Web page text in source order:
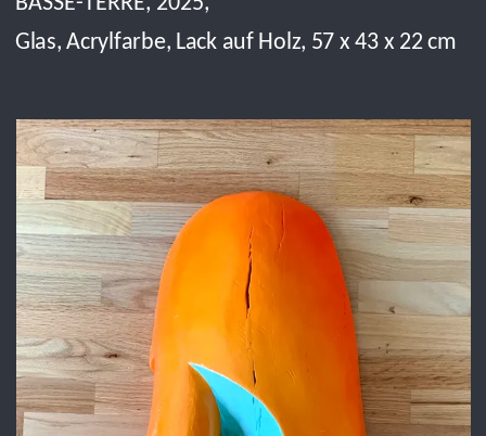
ORANGE PUMP, 2024,
Acrylfarbe, Lack auf Holz, 92 x 24,6 x 36 cm